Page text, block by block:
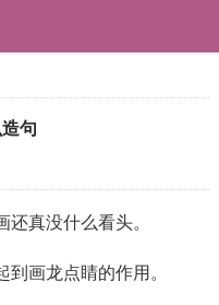
句
还真没什么看头。
到 画龙点睛的作用。